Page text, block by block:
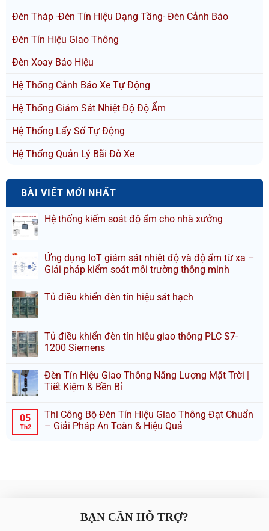
Đèn Tháp -Đèn Tín Hiệu Dạng Tầng- Đèn Cảnh Báo
Đèn Tín Hiệu Giao Thông
Đèn Xoay Báo Hiệu
Hệ Thống Cảnh Báo Xe Tự Động
Hệ Thống Giám Sát Nhiệt Độ Độ Ẩm
Hệ Thống Lấy Số Tự Động
Hệ Thống Quản Lý Bãi Đỗ Xe
BÀI VIẾT MỚI NHẤT
Hệ thống kiểm soát độ ẩm cho nhà xưởng
Ứng dụng IoT giám sát nhiệt độ và độ ẩm từ xa –
Giải pháp kiểm soát môi trường thông minh
Tủ điều khiển đèn tín hiệu sát hạch
Tủ điều khiển đèn tín hiệu giao thông PLC S7-
1200 Siemens
Đèn Tín Hiệu Giao Thông Năng Lượng Mặt Trời |
Tiết Kiệm & Bền Bỉ
05
Th2
Thi Công Bộ Đèn Tín Hiệu Giao Thông Đạt Chuẩn
– Giải Pháp An Toàn & Hiệu Quả
BẠN CẦN HỖ TRỢ?